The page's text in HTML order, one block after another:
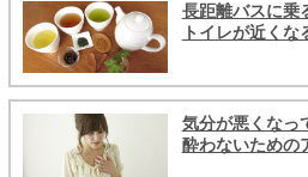
長距離バスに乗
トイレが近くな
気分が悪くなっ
酔わないための